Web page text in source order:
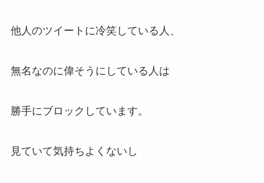
他人のツイートに冷笑している人、
無名なのに偉そうにしている人は
勝手にブロックしています。
見ていて気持ちよくないし